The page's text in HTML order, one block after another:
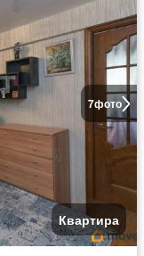
7фото
Квартира